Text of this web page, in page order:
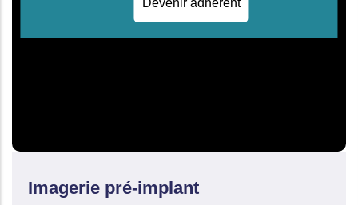
Devenir adhérent
Imagerie pré-implant